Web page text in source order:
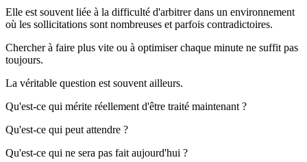
Elle est souvent liée à la difficulté d'arbitrer dans un environnement
où les sollicitations sont nombreuses et parfois contradictoires.
Chercher à faire plus vite ou à optimiser chaque minute ne suffit pas
toujours.
La véritable question est souvent ailleurs.
Qu'est-ce qui mérite réellement d'être traité maintenant ?
Qu'est-ce qui peut attendre ?
Qu'est-ce qui ne sera pas fait aujourd'hui ?